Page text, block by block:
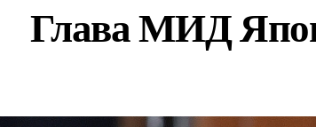
Глава МИД